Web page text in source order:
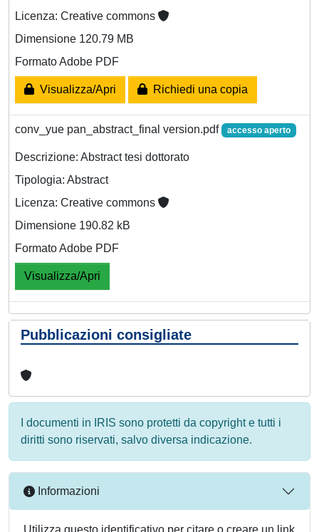
Licenza: Creative commons
Dimensione 120.79 MB
Formato Adobe PDF
Visualizza/Apri Richiedi una copia
conv_yue pan_abstract_final version.pdf accesso aperto
Descrizione: Abstract tesi dottorato
Tipologia: Abstract
Licenza: Creative commons
Dimensione 190.82 kB
Formato Adobe PDF
Visualizza/Apri
Pubblicazioni consigliate
I documenti in IRIS sono protetti da copyright e tutti i
diritti sono riservati, salvo diversa indicazione.
Informazioni
Utilizza questo identificativo per citare o creare un link